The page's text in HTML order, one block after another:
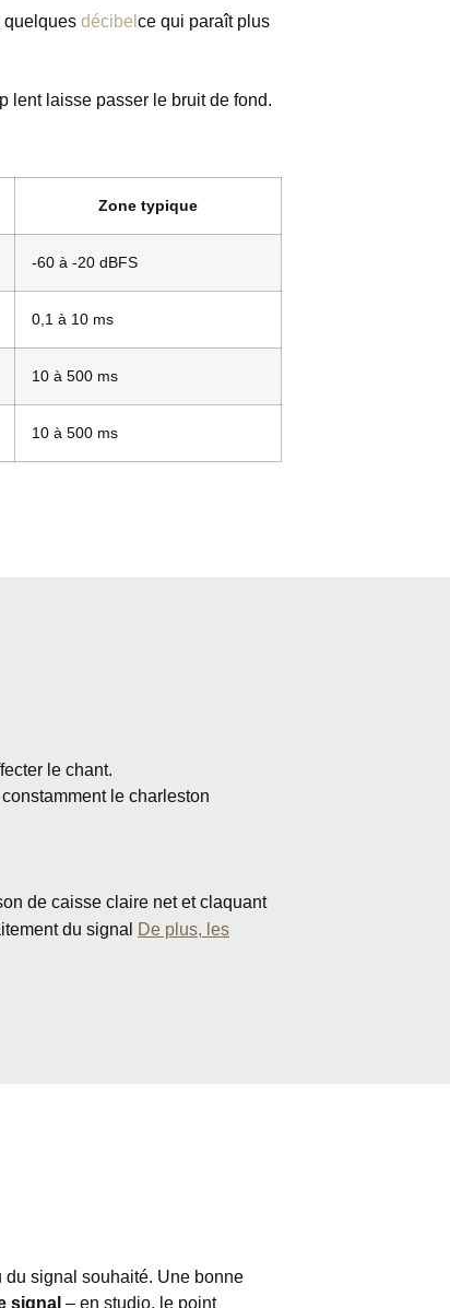
quelques décibel ce qui paraît plus
lent laisse passer le bruit de fond.
Zone typique
-60 à -20 dBFS
0,1 à 10 ms
10 à 500 ms
10 à 500 ms
le chant.
le charleston
de caisse claire net et claquant
du signal
De plus, les
du signal souhaité. Une bonne
signal – en studio, le point